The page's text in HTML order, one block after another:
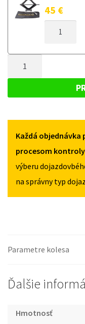
45 €
DOJAZDOVÉ
ALFA
MITO
2018
ALFA
2008-
2018
125/80R16
Každá objednávka
procesom
výberu
na správny typ
Parametre kolesa
Ďalšie
Hmotnosť